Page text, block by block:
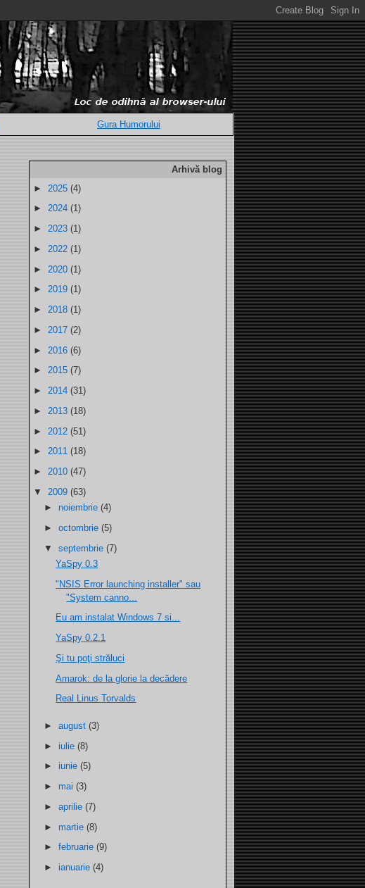
Gura Humorului
Arhivă blog
► 2025 (4)
► 2024 (1)
► 2023 (1)
► 2022 (1)
► 2020 (1)
► 2019 (1)
► 2018 (1)
► 2017 (2)
► 2016 (6)
► 2015 (7)
► 2014 (31)
► 2013 (18)
► 2012 (51)
► 2011 (18)
► 2010 (47)
▼ 2009 (63)
►noiembrie(4)
►octombrie(5)
▼septembrie(7)
YaSpy 0.3
"NSIS Error launching installer" sau
"System canno...
Eu am instalat Windows 7 si...
YaSpy 0.2.1
Şi tu poţi străluci
Amarok: de la glorie la decădere
Real Linus Torvalds
►august(3)
►iulie(8)
►iunie(5)
►mai(3)
►aprilie(7)
►martie(8)
►februarie(9)
►ianuarie(4)